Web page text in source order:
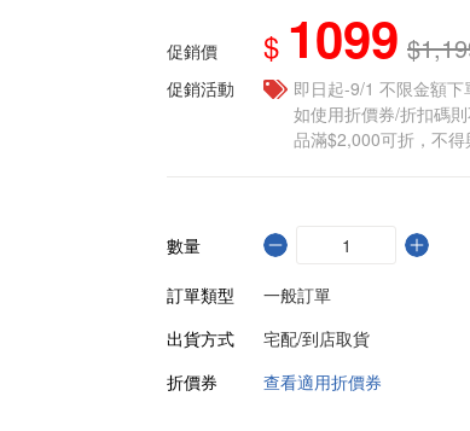
促銷價 $ 1099
促銷活動
即日起-9/1 不限金額
如使用折價券/折扣碼
品滿$2,000可折，不
數量
訂單類型
一般訂單
出貨方式
宅配/到店取貨
折價券
查看適用折價券